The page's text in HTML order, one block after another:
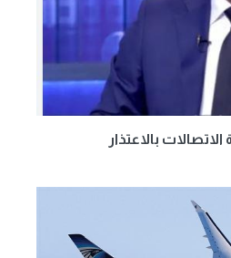
بالاعتذار